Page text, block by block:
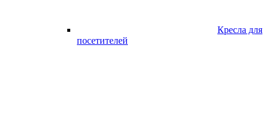
Кресла для
посетителей